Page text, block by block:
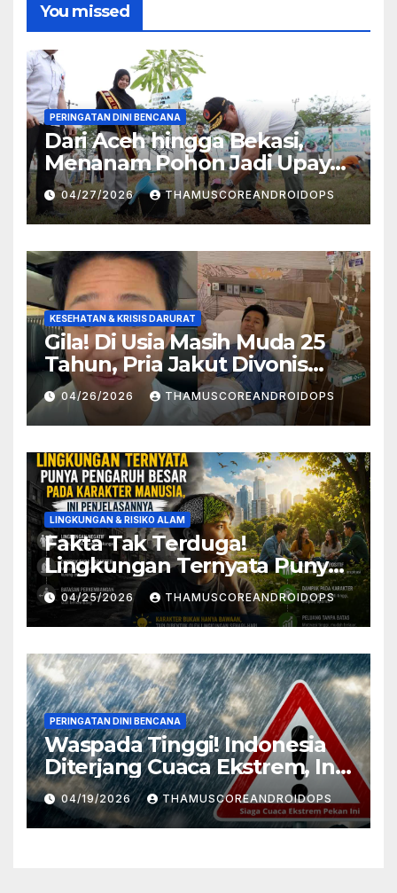
You missed
PERINGATAN DINI BENCANA
Dari Aceh hingga Bekasi,
Menanam Pohon Jadi Upaya
Redam Bencana Alam
04/27/2026 THAMUSCOREANDROIDOPS
KESEHATAN & KRISIS DARURAT
Gila! Di Usia Masih Muda 25
Tahun, Pria Jakut Divonis
Kanker Limfoma, Ini Dugaan
Penyebabnya
04/26/2026 THAMUSCOREANDROIDOPS
LINGKUNGAN & RISIKO ALAM
Fakta Tak Terduga!
Lingkungan Ternyata Punya
Pengaruh Besar Pada
Karakter Manusia, Ini
Penjelasannya
04/25/2026 THAMUSCOREANDROIDOPS
PERINGATAN DINI BENCANA
Waspada Tinggi! Indonesia
Diterjang Cuaca Ekstrem, Ini
Daftar Daerah Rawan
04/19/2026 THAMUSCOREANDROIDOPS